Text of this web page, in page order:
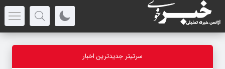
سرتیتر جدیدترین اخبار